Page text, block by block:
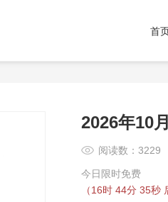
首
2026年10
阅读数：3229
今日限时免费
（16时 44分 34秒